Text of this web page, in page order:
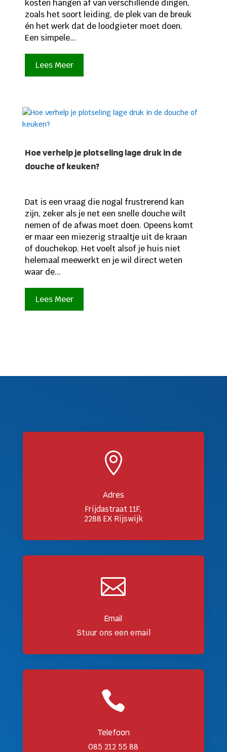
kosten hangen af van verschillende dingen,
zoals het soort leiding, de plek van de breuk
én het werk dat de loodgieter moet doen.
Een simpele...
Lees Meer
Hoe verhelp je plotseling lage druk in de
douche of keuken?
Dat is een vraag die nogal frustrerend kan
zijn, zeker als je net een snelle douche wilt
nemen of de afwas moet doen. Opeens komt
er maar een miezerig straaltje uit de kraan
of douchekop. Het voelt alsof je huis niet
helemaal meewerkt en je wil direct weten
waar de...
Lees Meer

Adres
Frijdastraat 11F,
2288 EX Rijswijk

Email
Stuur ons een email

Telefoon
085 212 55 88